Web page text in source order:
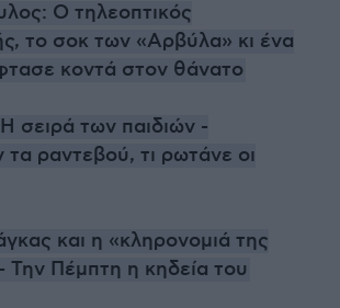
Ο τηλεοπτικός
το σοκ των «Αρβύλα» κι ένα
κοντά στον θάνατο
σειρά των παιδιών -
ραντεβού, τι ρωτάνε οι
και η «κληρονομιά της
Την Πέμπτη η κηδεία του